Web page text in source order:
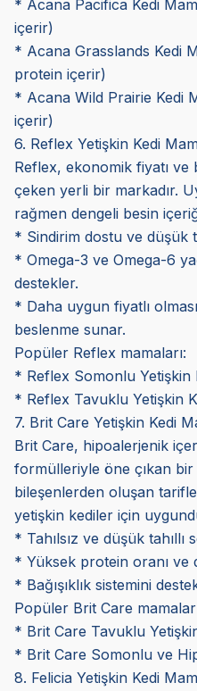
* Acana Pacifica Kedi
içerir)
* Acana Grasslands Kedi
protein içerir)
* Acana Wild Prairie Kedi
içerir)
6. Reflex Yetişkin Kedi
Reflex, ekonomik fiyatı
çeken yerli bir markadır.
rağmen dengeli besin
* Sindirim dostu ve düşük
* Omega-3 ve Omega-6
destekler.
* Daha uygun fiyatlı
beslenme sunar.
Popüler Reflex mamaları:
* Reflex Somonlu Yetişkin
* Reflex Tavuklu Yetişkin
7. Brit Care Yetişkin Kedi
Brit Care, hipoalerjenik
formülleriyle öne çıkan bir
bileşenlerden oluşan
yetişkin kediler için
* Tahılsız ve düşük
* Yüksek protein oranı ve
* Bağışıklık sistemini
Popüler Brit Care
* Brit Care Tavuklu
* Brit Care Somonlu ve
8. Felicia Yetişkin Kedi